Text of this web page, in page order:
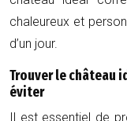
chaleureux et
d’un jour.
Trouver le château
éviter
Il est essentiel de